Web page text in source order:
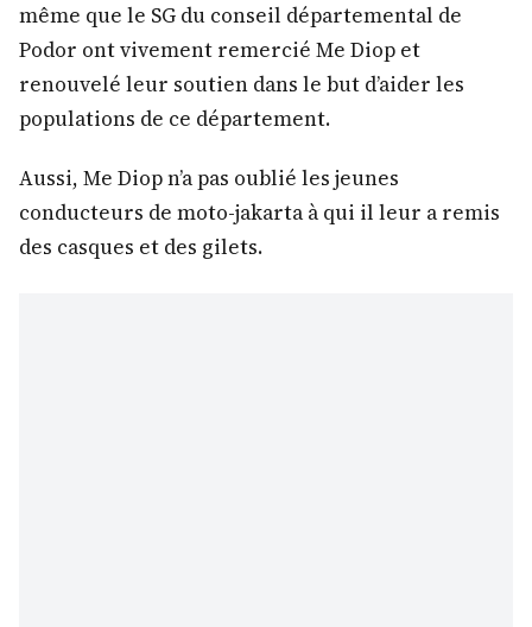
même que le SG du conseil départemental de
Podor ont vivement remercié Me Diop et
renouvelé leur soutien dans le but d’aider les
populations de ce département.
Aussi, Me Diop n’a pas oublié les jeunes
conducteurs de moto-jakarta à qui il leur a remis
des casques et des gilets.